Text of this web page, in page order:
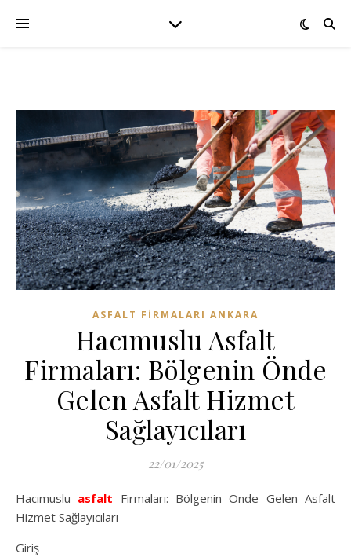
ASFALT FIRMALARI ANKARA
Hacımuslu Asfalt
Firmaları: Bölgenin Önde
Gelen Asfalt Hizmet
Sağlayıcıları
22/01/2025
Hacımuslu asfalt Firmaları: Bölgenin Önde Gelen Asfalt
Hizmet Sağlayıcıları
Giriş